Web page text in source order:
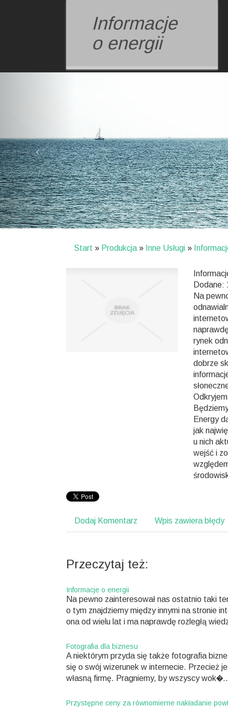
Informacje
o energii
Start » Produkcja » Inne Usługi »
Dodane:
Na
rynek
dobrze
Energy
jak
u nich
wejść i
Dodaj Komentarz Wpis zawiera błędy
Przeczytaj też:
Informacje o energii
Na pewno zainteresował nas ostatnio taki
o tym znajdziemy między innymi na stronie
ona od wielu lat i ma naprawdę rozległą
Fotografia dla biznesu
A niektórym przyda się także fotografia
się o swój wizerunek w internecie. Przecież
własną firmę. Pragniemy, by wszyscy
Przystępne ceny za równomierne nakładanie